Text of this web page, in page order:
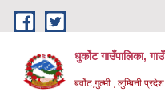
Skip to main content
धुर्कोट गाउँपालिका,
बर्वोट,गुल्मी , लुम्बिनी